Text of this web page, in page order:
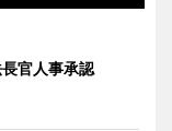
官人事承認